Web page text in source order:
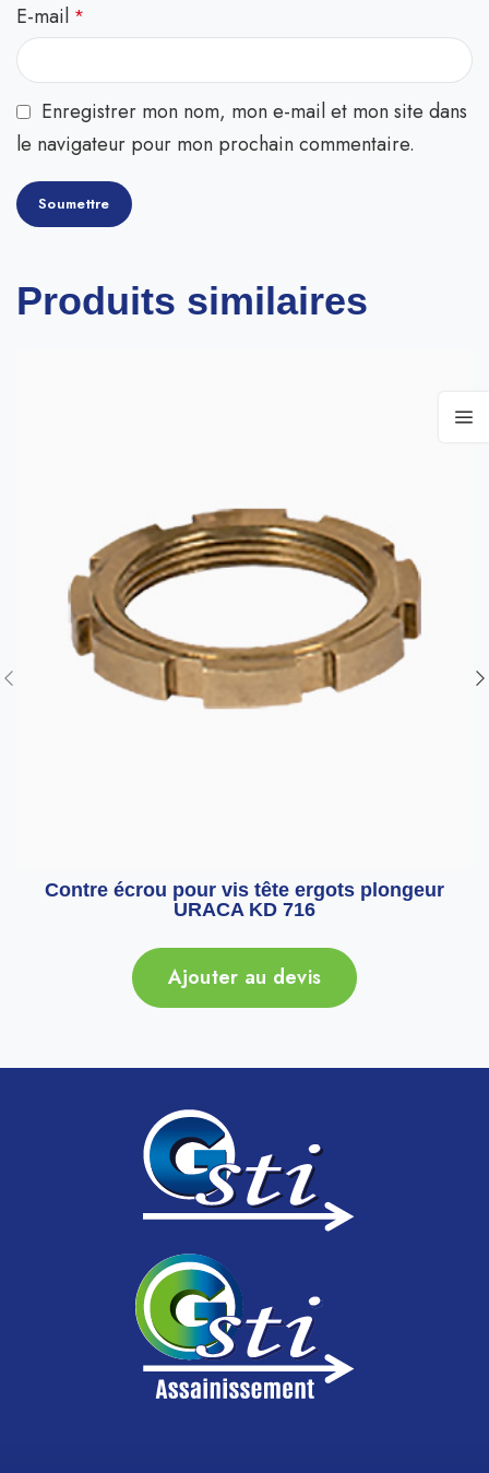
E-mail *
Enregistrer mon nom, mon e-mail et mon site dans
le navigateur pour mon prochain commentaire.
Produits similaires
Contre écrou pour vis tête ergots plongeur
URACA KD 716
Ajouter au devis